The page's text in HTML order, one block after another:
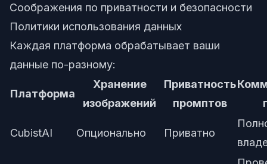
Соображения по приватности и безопасности
Политики использования данных
Каждая платформа обрабатывает ваши
данные по-разному:
Платформа
Хранение
изображений
Приватность
промптов
CubistAI Опционально Приватно